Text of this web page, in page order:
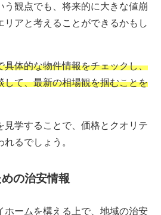
う観点でも、将来的に大きな値崩
アと考えることができるかもし
具体的な物件情報をチェックし、
して、最新の相場観を掴むことを
見学することで、価格とクオリテ
るでしょう。
の治安情報
ホームを構える上で、地域の治安